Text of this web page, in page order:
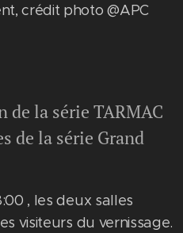
crédit photo @APC
de la série TARMAC
de la série Grand
, les deux salles
visiteurs du vernissage.